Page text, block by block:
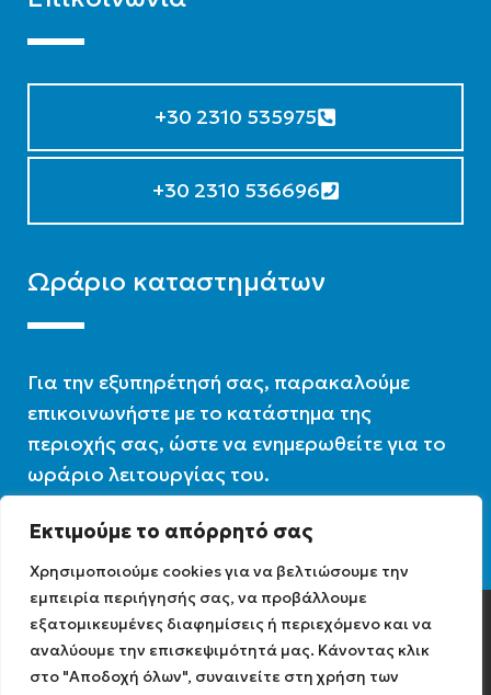
Εκτιμούμε το απόρρητό σας
Χρησιμοποιούμε cookies για να βελτιώσουμε την
εμπειρία περιήγησής σας, να προβάλλουμε
εξατομικευμένες διαφημίσεις ή περιεχόμενο και να
αναλύουμε την επισκεψιμότητά μας. Κάνοντας κλικ
στο "Αποδοχή όλων", συναινείτε στη χρήση των
+30 2310 535975
+30 2310 536696
Ωράριο καταστημάτων
Για την εξυπηρέτησή σας, παρακαλούμε
επικοινωνήστε με το κατάστημα της
περιοχής σας, ώστε να ενημερωθείτε για το
ωράριο λειτουργίας του.
Ωράριο λειτουργίας : 07:30 – 16:00
Diathermiki.gr © 2022